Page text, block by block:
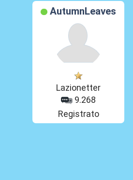
AutumnLeaves
Lazionetter
9.268
Registrato